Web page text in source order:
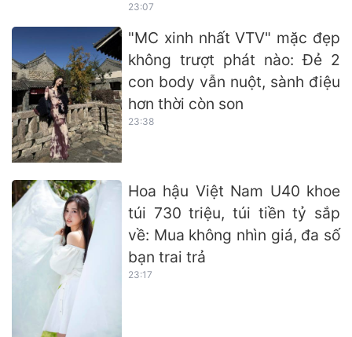
23:07
"MC xinh nhất VTV" mặc đẹp
không trượt phát nào: Đẻ 2
con body vẫn nuột, sành điệu
hơn thời còn son
23:38
Hoa hậu Việt Nam U40 khoe
túi 730 triệu, túi tiền tỷ sắp
về: Mua không nhìn giá, đa số
bạn trai trả
23:17